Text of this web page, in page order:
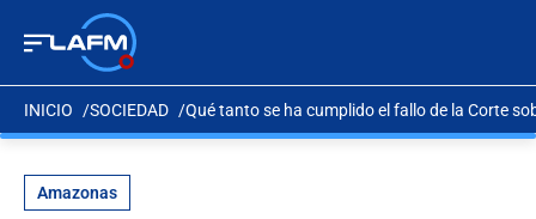
INICIO SOCIEDAD Qué tanto se ha cumplido el fallo de la Corte
Amazonas